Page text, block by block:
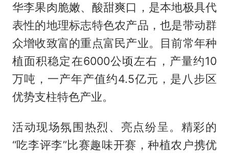
华李果肉脆嫩、酸甜爽口，是本地极具代
表性的地理标志特色农产品，也是带动群
众增收致富的重点富民产业。目前常年种
植面积稳定在6000公顷左右，产量约10
万吨，一产年产值约4.5亿元，是八步区
优势支柱特色产业。
活动现场氛围热烈、亮点纷呈。精彩的
“吃李评李”比赛趣味开赛，种植农户携优